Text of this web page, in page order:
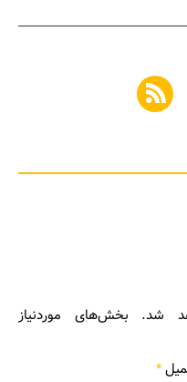
شد.
بخش‌های موردنیاز
*